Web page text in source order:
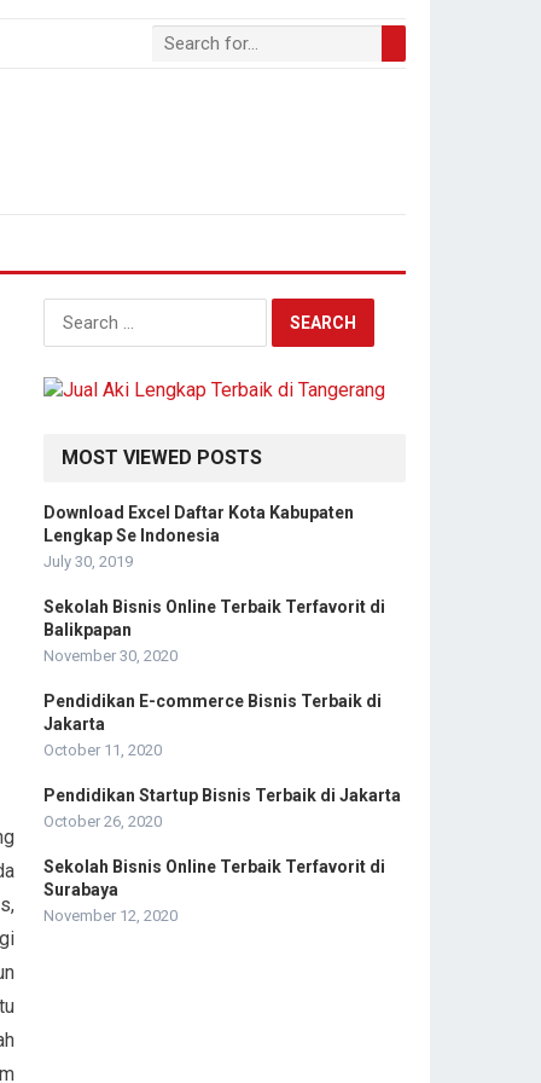
Search
for:
MOST VIEWED POSTS
Download Excel Daftar Kota Kabupaten
Lengkap Se Indonesia
July 30, 2019
Sekolah Bisnis Online Terbaik Terfavorit di
Balikpapan
November 30, 2020
Pendidikan E-commerce Bisnis Terbaik di
Jakarta
October 11, 2020
Pendidikan Startup Bisnis Terbaik di Jakarta
October 26, 2020
Sekolah Bisnis Online Terbaik Terfavorit di
Surabaya
November 12, 2020